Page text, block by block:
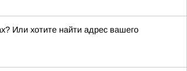
Или хотите найти адрес вашего